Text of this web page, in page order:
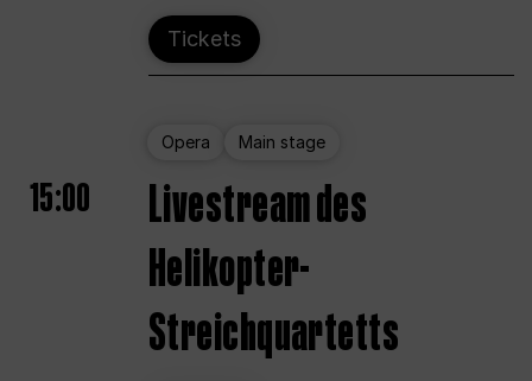
Tickets
Opera Main stage
15:00
Livestream des
Helikopter-
Streichquartetts